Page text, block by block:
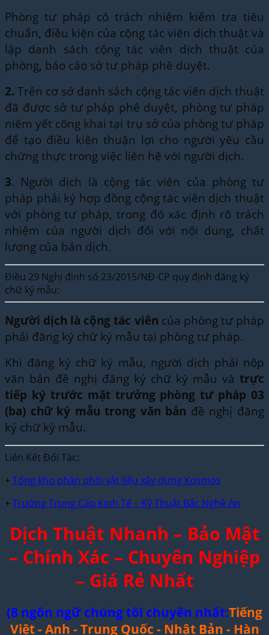
Phòng tư pháp có trách nhiệm kiểm tra tiêu
chuẩn, điều kiện của cộng tác viên dịch thuật và
lập danh sách cộng tác viên dịch thuật của
phòng, báo cáo sở tư pháp phê duyệt.
2. Trên cơ sở danh sách cộng tác viên dịch thuật
đã được sở tư pháp phê duyệt, phòng tư pháp
niêm yết công khai tại trụ sở của phòng tư pháp
để tạo điều kiện thuận lợi cho người yêu cầu
chứng thực trong việc liên hệ với người dịch.
3. Người dịch là cộng tác viên của phòng tư
pháp phải ký hợp đồng cộng tác viên dịch thuật
với phòng tư pháp, trong đó xác định rõ trách
nhiệm của người dịch đối với nội dung, chất
lượng của bản dịch.
Điều 29 Nghị định số 23/2015/NĐ-CP quy định đăng ký
chữ ký mẫu:
Người dịch là cộng tác viên của phòng tư pháp
phải đăng ký chữ ký mẫu tại phòng tư pháp.
Khi đăng ký chữ ký mẫu, người dịch phải nộp
văn bản đề nghị đăng ký chữ ký mẫu và trực
tiếp ký trước mặt trưởng phòng tư pháp 03
(ba) chữ ký mẫu trong văn bản đề nghị đăng
ký chữ ký mẫu.
Liên Kết Đối Tác:
+ Tổng kho phân phối vật liệu xây dựng Kosmos
+ Trường Trung Cấp Kinh Tế – Kỹ Thuật Bắc Nghệ An
Dịch Thuật Nhanh – Bảo Mật
– Chính Xác – Chuyên Nghiệp
– Giá Rẻ Nhất
(8 ngôn ngữ chúng tôi chuyên nhất:Tiếng
Việt - Anh - Trung Quốc - Nhật Bản - Hàn